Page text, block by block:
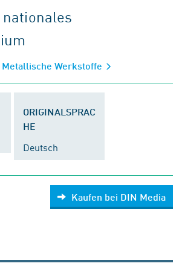
Werkstoffe
ORIGINALSPRAC
HE
Deutsch
Kaufen bei DIN Media